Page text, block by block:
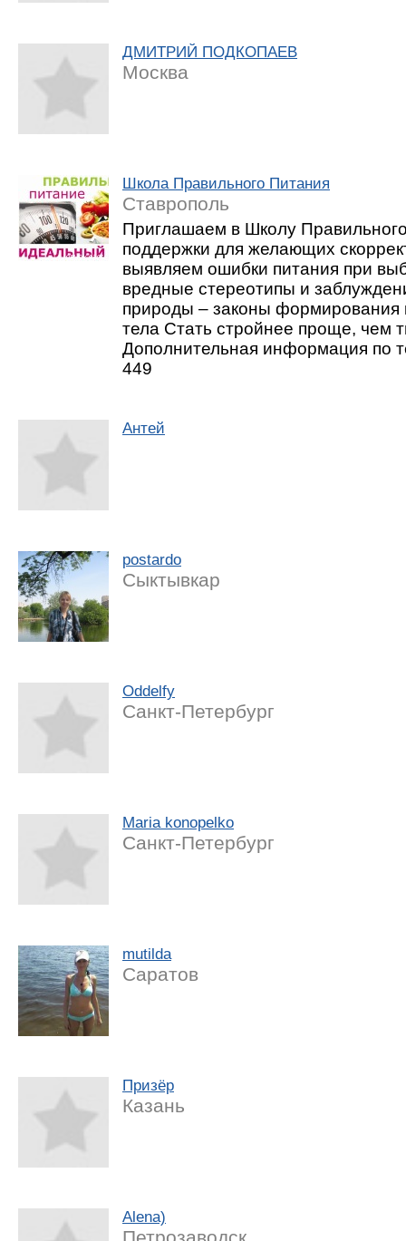
ДМИТРИЙ ПОДКОПАЕВ
Москва
Школа Правильного Питания
Ставрополь
Приглашаем в Школу
поддержки для желающих
выявляем ошибки питания при
вредные стереотипы и
природы – законы формирования
тела Стать стройнее проще, чем
Дополнительная информация по
449
Антей
postardo
Сыктывкар
Oddelfy
Санкт-Петербург
Maria konopelko
Санкт-Петербург
mutilda
Саратов
Призёр
Казань
Alena)
Петрозаводск